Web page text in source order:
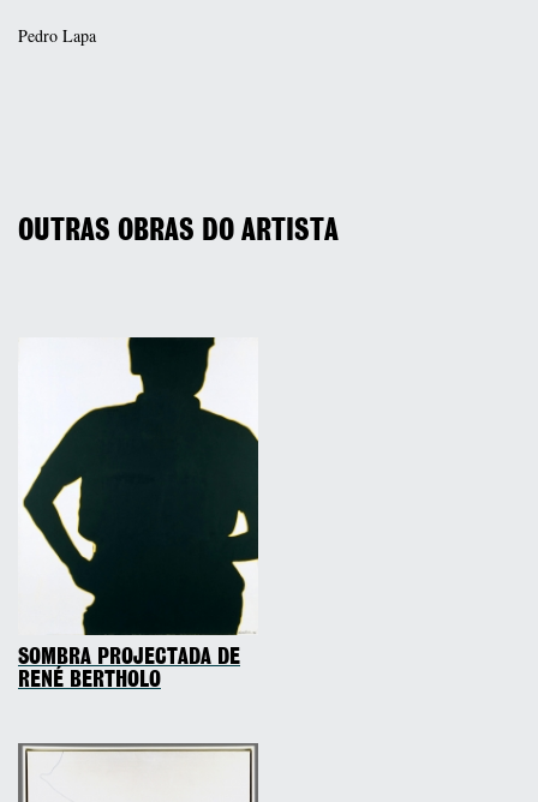
Pedro Lapa
OUTRAS OBRAS DO ARTISTA
SOMBRA PROJECTADA DE
RENÉ BERTHOLO